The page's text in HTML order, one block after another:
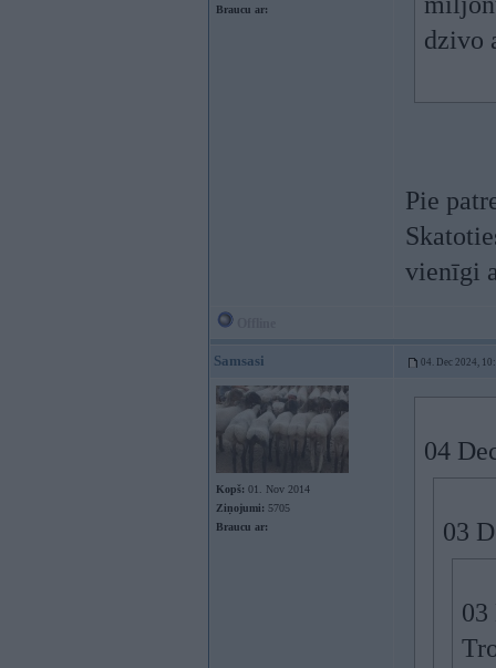
Braucu ar:
dzivo
Pie
vienīgi
Samsasi 04. Dec 2024,
Kopš: 01. Nov 2014
Ziņojumi: 5705
Braucu ar:
04
03
03